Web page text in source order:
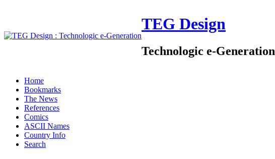
TEG Design
Technologic e-Generation
Home
Bookmarks
The News
References
Comics
ASCII Names
Country Info
Search